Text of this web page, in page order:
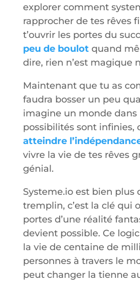
explorer comment
rapprocher de tes rêves
t’ouvrir les portes du
peu de boulotquand
dire, rien n’est magique
Maintenant que tu as
faudra bosser un peu
imagine un monde dans
possibilités sont infinies,
atteindre
vivre la vie de tes rêves
génial.
Systeme.io est bien plus
tremplin, c’est la clé qui
portes d’une réalité
devient possible. Ce
la vie de centaine de
personnes à travers le
peut changer la tienne